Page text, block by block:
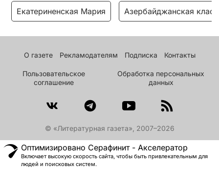
Екатериненская Мария Азербайджанская
О газете Рекламодателям Подписка Контакты
Пользовательское
соглашение
Обработка персональных
данных
© «Литературная газета», 2007–2026
Оптимизировано Серафинит - Акселератор
Включает высокую скорость сайта, чтобы быть привлекательным для
людей и поисковых систем.